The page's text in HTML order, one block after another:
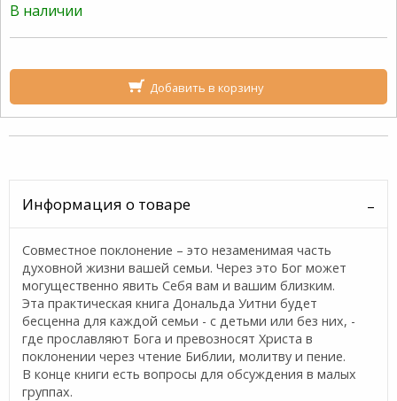
В наличии
Добавить в корзину
Информация о товаре
Совместное поклонение – это незаменимая часть
духовной жизни вашей семьи. Через это Бог может
могущественно явить Себя вам и вашим близким.
Эта практическая книга Дональда Уитни будет
бесценна для каждой семьи - с детьми или без них, -
где прославляют Бога и превозносят Христа в
поклонении через чтение Библии, молитву и пение.
В конце книги есть вопросы для обсуждения в малых
группах.